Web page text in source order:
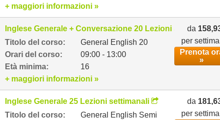
+ maggiori informazioni »
Inglese Generale + Conversazione 20 Lezioni settimanali
Titolo del corso:
General English 20
Orari del corso:
09:00 - 13:00
Età minima:
16
da
per
Prenota
»
+ maggiori informazioni »
Inglese Generale 25 Lezioni settimanali
Titolo del corso:
General English Semi
da
per